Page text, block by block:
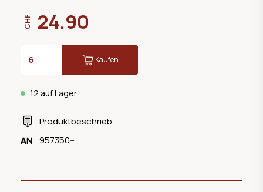
Produktbeschrieb
957350--
12 auf Lager
CHF 24.90
Kaufen